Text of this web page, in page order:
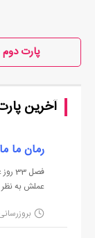
بود با انگشتش
ـ من از کجا
ـ بچه خودتی بی ادب!
شد. بی اعتنا به
کوچه چشمش به
همسایه در حال
متوجه‌‌اش نشوند
پشت سرش شنید:
برگشت و مجبور
پارت دوم
آخرین
رمان ما
عملش به نظر
گرفته و
خونه
بروزرسانی در :